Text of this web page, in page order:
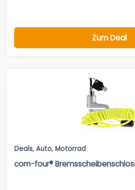
Zum Deal
Deals, Auto, Motorrad
com-four®